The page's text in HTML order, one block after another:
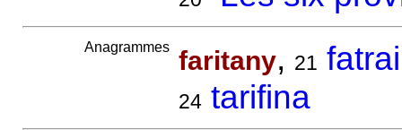
Anagrammes faritany, 21
24 tarifina